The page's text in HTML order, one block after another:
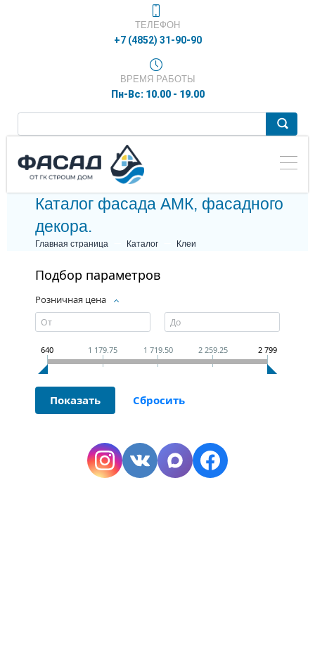
ТЕЛЕФОН
+7 (4852) 31-90-90
ВРЕМЯ РАБОТЫ
Пн-Вс: 10.00 - 19.00
Каталог фасада АМК, фасадного
декора.
Главная страница Каталог Клеи
Подбор параметров
Розничная цена
640 1 179.75 1 719.50 2 259.25 2 799